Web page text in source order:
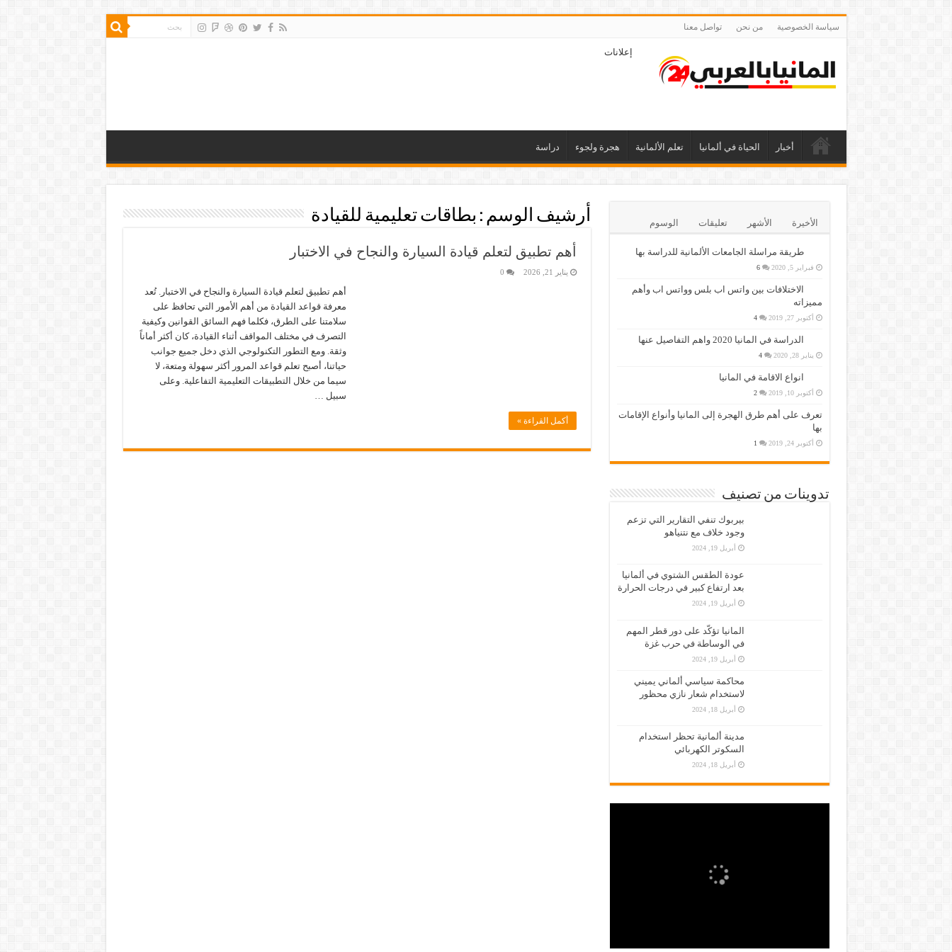
سياسة الخصوصية من نحن تواصل معنا
إعلانات
أخبار الحياة في ألمانيا تعلم الألمانية هجرة ولجوء دراسة
أرشيف الوسم : بطاقات تعليمية للقيادة
أهم تطبيق لتعلم قيادة السيارة والنجاح في الاختبار
يناير 21, 2026 0
أهم تطبيق لتعلم قيادة السيارة والنجاح في الاختبار. تُعد
معرفة قواعد القيادة من أهم الأمور التي تحافظ على
سلامتنا على الطرق، فكلما فهم السائق القوانين وكيفية
التصرف في مختلف المواقف أثناء القيادة، كان أكثر أماناً
وثقة. ومع التطور التكنولوجي الذي دخل جميع جوانب
حياتنا، أصبح تعلم قواعد المرور أكثر سهولة ومتعة، لا
سيما من خلال التطبيقات التعليمية التفاعلية. وعلى
سبيل …
أكمل القراءة »
الأخيرة الأشهر تعليقات الوسوم
طريقة مراسلة الجامعات الألمانية للدراسة بها
فبراير 5, 2020 6
الاختلافات بين واتس اب بلس وواتس اب وأهم
مميزاته
أكتوبر 27, 2019 4
الدراسة في المانيا 2020 واهم التفاصيل عنها
يناير 28, 2020 4
انواع الاقامة في المانيا
أكتوبر 10, 2019 2
تعرف على أهم طرق الهجرة إلى المانيا وأنواع الإقامات
بها
أكتوبر 24, 2019 1
تدوينات من تصنيف
بيربوك تنفي التقارير التي تزعم
وجود خلاف مع نتنياهو
أبريل 19, 2024
عودة الطقس الشتوي في ألمانيا
بعد ارتفاع كبير في درجات الحرارة
أبريل 19, 2024
المانيا تؤكّد على دور قطر المهم
في الوساطة في حرب غزة
أبريل 19, 2024
محاكمة سياسي ألماني يميني
لاستخدام شعار نازي محظور
أبريل 18, 2024
مدينة ألمانية تحظر استخدام
السكوتر الكهربائي
أبريل 18, 2024